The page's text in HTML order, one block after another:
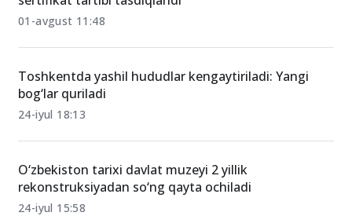
01-avgust 11:48
Toshkentda yashil hududlar kengaytiriladi: Yangi
bog‘lar quriladi
24-iyul 18:13
O‘zbekiston tarixi davlat muzeyi 2 yillik
rekonstruksiyadan so‘ng qayta ochiladi
24-iyul 15:58